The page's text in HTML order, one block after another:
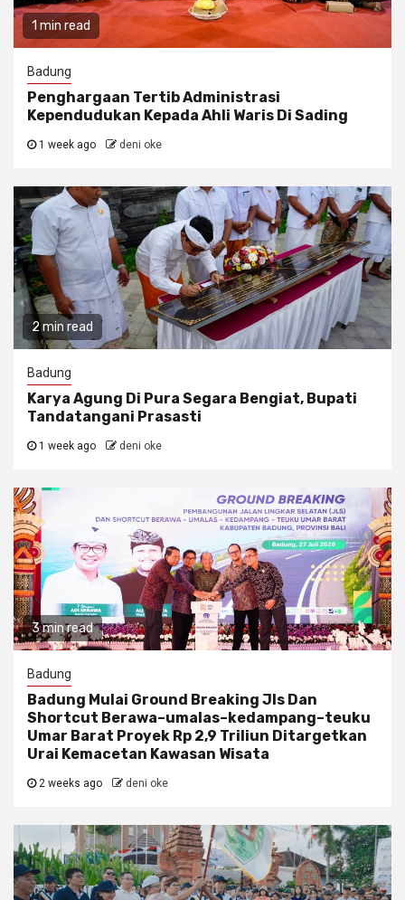
1 min read
Badung
Penghargaan Tertib Administrasi
Kependudukan Kepada Ahli Waris Di Sading
1 week ago deni oke
2 min read
Badung
Karya Agung Di Pura Segara Bengiat, Bupati
Tandatangani Prasasti
1 week ago deni oke
3 min read
Badung
Badung Mulai Ground Breaking Jls Dan
Shortcut Berawa–umalas–kedampang–teuku
Umar Barat Proyek Rp 2,9 Triliun Ditargetkan
Urai Kemacetan Kawasan Wisata
2 weeks ago deni oke